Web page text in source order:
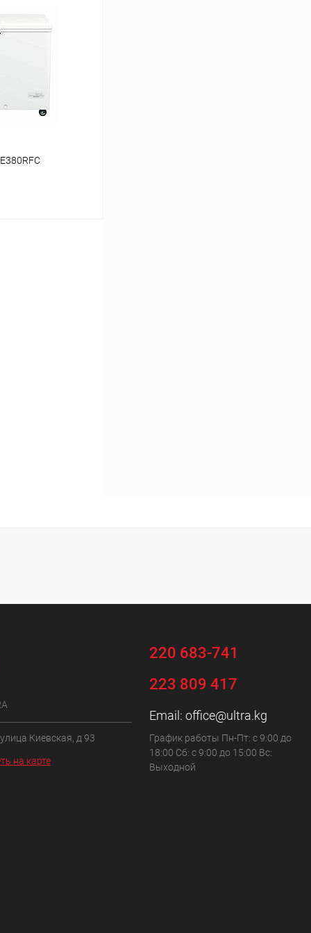
Киевская, д 93
на карте
220 683-741
223 809 417
Email: office@ultra.kg
График работы Пн-Пт: с 9:00 до
18:00 Сб: с 9:00 до 15:00 Вс:
Выходной